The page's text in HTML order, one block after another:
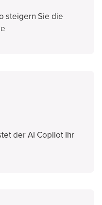
steigern Sie die
der AI Copilot Ihr